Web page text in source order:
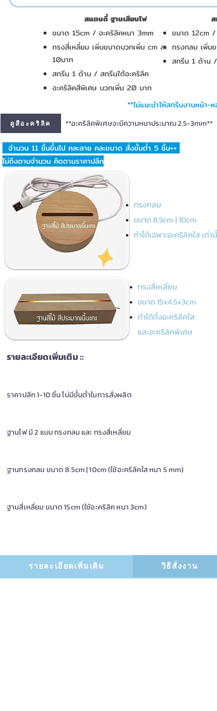
ขนาด 12cm /
ทรงกลม เพิ่ม
สกรีน 1 ด้าน
สแตนดี้ ฐานเสียบไฟ
ขนาด 15cm / อะคริลิคหนา 3mm
ทรงสี่เหลี่ยม เพิ่มขนาดบวกเพิ่ม cm ละ
10บาท
สกรีน 1 ด้าน / สกรีนใต้อะคริลิค
อะคริลิคสีพิเศษ บวกเพิ่ม 20 บาท
**ไม่แนะนำให้สกรีนงานหน้า-
ดูสีอะคริลิค **อะคริลิคพิเศษจะมีความหนาประมาณ 2.5-3mm**
จำนวน 11 ชิ้นขึ้นไป คละลาย คละขนาด สั่งขั้นต่ำ 5 ชิ้น++
ไม่ถึงตามจำนวน คิดตามราคาปลีก
ทรงกลม
ขนาด 8.5cm | 10cm
ทำได้เฉพาะอะคริลิคใส เท่า
ทรงสี่เหลี่ยม
ขนาด 15x4.5x3cm
ทำได้ทั้งอะคริลิคใส
และอะคริลิคพิเศษ
รายละเอียดเพิ่มเติม ::
ราคาปลีก 1-10 ชิ้น ไม่มีขั้นต่ำในการสั่งผลิต
ฐานไฟ มี 2 แบบ ทรงกลม และ ทรงสี่เหลี่ยม
ฐานทรงกลม ขนาด 8.5cm | 10cm (ใช้อะคริลิคใส หนา 5 mm)
ฐานสี่เหลี่ยม ขนาด 15cm (ใช้อะคริลิค หนา 3cm)
รายละเอียดเพิ่มเติม วิธีสั่งงาน